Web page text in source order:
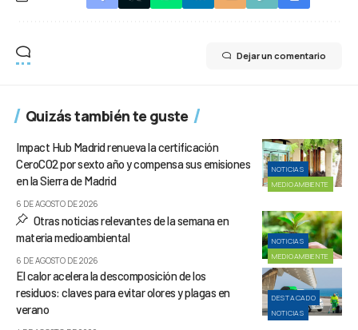
Dejar un comentario
Quizás también te guste
NOTICIAS
MEDIOAMBIENTE
Impact Hub Madrid renueva la certificación
CeroCO2 por sexto año y compensa sus emisiones
en la Sierra de Madrid
6 DE AGOSTO DE 2026
NOTICIAS
MEDIOAMBIENTE
Otras noticias relevantes de la semana en
materia medioambiental
6 DE AGOSTO DE 2026
DESTACADO
NOTICIAS
El calor acelera la descomposición de los
residuos: claves para evitar olores y plagas en
verano